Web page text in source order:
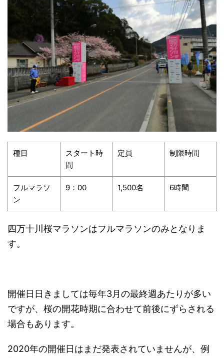
種目
スタート時
間
定員 制限時間
フルマラソ
ン
9：00 1,500名 6時間
四万十川桜マラソンはフルマラソンのみとなりま
す。
開催日日きましては毎年3月の最終週あたりが多い
ですが、桜の開花時期に合わせて前後にずらされる
場合もあります。
2020年の開催日はまだ発表されていませんが、例